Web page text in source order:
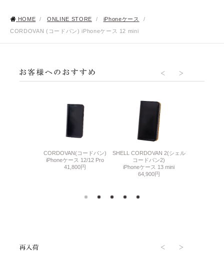
HOME / ONLINE STORE / iPhoneケース
/
CORDOVAN (コードバン) iPhoneケース 12 mini
CORDOVAN(コードバン)
iPhoneケース 12/12 Pro
41,800円
SHELL CORDOVAN 2(シェル
コードバン2)
iPhoneケース 13 mini
64,900円